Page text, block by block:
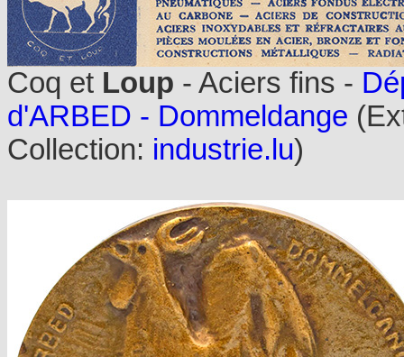
Coq et Loup - Aciers fins -
d'ARBED - Dommeldange
Collection: industrie.lu)